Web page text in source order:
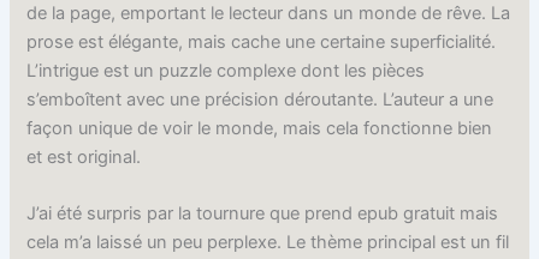
de la page, emportant le lecteur dans un monde de rêve. La
prose est élégante, mais cache une certaine superficialité.
L’intrigue est un puzzle complexe dont les pièces
s’emboîtent avec une précision déroutante. L’auteur a une
façon unique de voir le monde, mais cela fonctionne bien
et est original.
J’ai été surpris par la tournure que prend epub gratuit mais
cela m’a laissé un peu perplexe. Le thème principal est un fil